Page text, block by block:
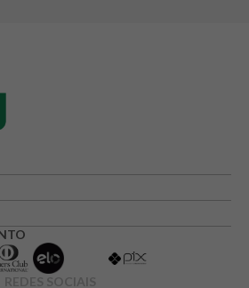
1 até 5 estrelas
REDES SOCIAIS